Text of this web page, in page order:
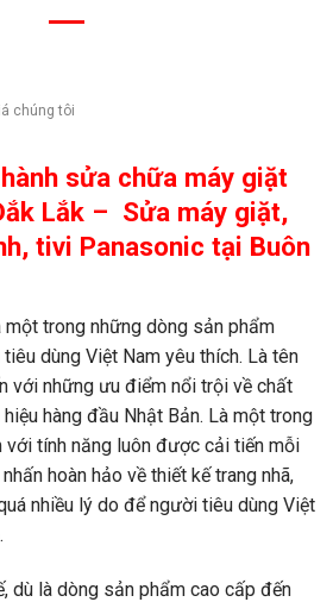
chúng tôi
sửa chữa máy giặt
Lắk – Sửa máy giặt,
tivi Panasonic tại Buôn
trong những dòng sản phẩm
dùng Việt Nam yêu thích. Là tên
với những ưu điểm nổi trội về chất
hàng đầu Nhật Bản. Là một trong
với tính năng luôn được cải tiến mỗi
hoàn hảo về thiết kế trang nhã,
nhiều lý do để người tiêu dùng Việt
dù là dòng sản phẩm cao cấp đến